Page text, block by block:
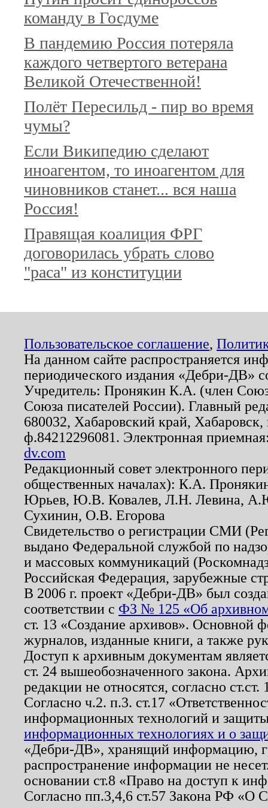
команду в Госдуме
В пандемию Россия потеряла
каждого четвертого ветерана
Великой Отечественной!
Полёт Пересильд - пир во время
чумы?
Если Википедию сделают
иноагентом, то иноагентом для
чиновников станет... вся наша
Россия!
Правящая коалиция ФРГ
договорилась убрать слово
"раса" из конституции
Пользовательское соглашение,
На данном сайте распространяется
периодического издания «Дебри-ДВ»
Учредитель: Пронякин К.А. (член
Союза писателей России). Главный
680032, Хабаровский край,
ф.84212296081. Электронная
dv.com
Редакционный совет электронного
общественных началах): К.А.
Юрьев, Ю.В. Ковалев, Л.Н. Левина,
Сухинин, О.В. Егорова
Свидетельство о регистрации СМИ
выдано Федеральной службой по
и массовых коммуникаций
Российская Федерация, зарубежные
В 2006 г. проект «Дебри-ДВ» был
соответствии с ФЗ № 125 «Об
ст. 13 «Создание архивов». Основной
журналов, изданные книги, а также
Доступ к архивным документам
ст. 24 вышеобозначенного закона.
редакции не относятся, согласно
Согласно ч.2. п.3. ст.17
информационных технологий и
информационных технологиях и о
«Дебри-ДВ», хранящий информацию,
распространение информации не
основании ст.8 «Право на доступ к
Согласно пп.3,4,6 ст.57 Закона РФ «О